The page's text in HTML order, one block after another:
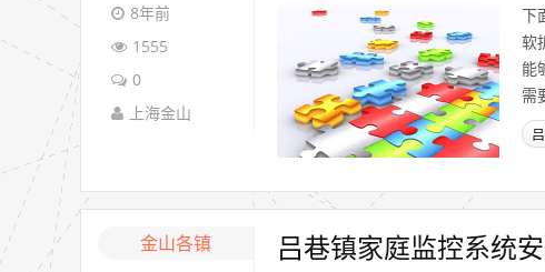
8年前
1555
0
上海金山
下
软
能
需
金山各镇 吕巷镇家庭监控系统